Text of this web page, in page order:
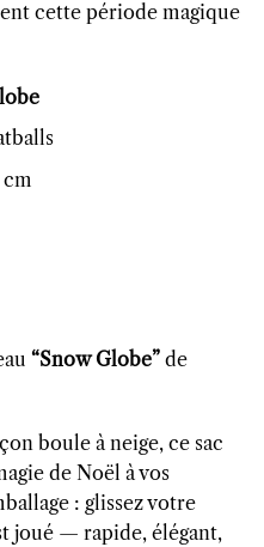
cette période magique
cm
“Snow Globe” de
boule à neige, ce sac
de Noël à vos
: glissez votre
joué — rapide, élégant,